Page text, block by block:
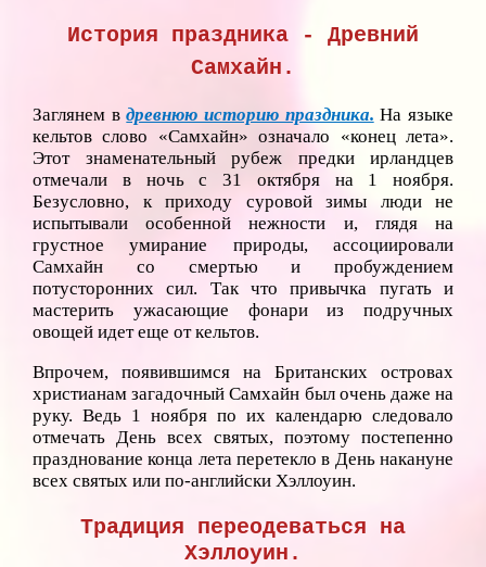
История праздника - Древний
Самхайн.
Заглянем вдревнюю историю праздника. На языке
кельтов слово «Самхайн» означало «конец лета».
Этот знаменательный рубеж предки ирландцев
отмечали в ночь с 31 октября на 1 ноября.
Безусловно, к приходу суровой зимы люди не
испытывали особенной нежности и, глядя на
грустное умирание природы, ассоциировали
Самхайн со смертью и пробуждением
потусторонних сил. Так что привычка пугать и
мастерить ужасающие фонари из подручных
овощей идет еще от кельтов.
Впрочем, появившимся на Британских островах
христианам загадочный Самхайн был очень даже на
руку. Ведь 1 ноября по их календарю следовало
отмечать День всех святых, поэтому постепенно
празднование конца лета перетекло в День накануне
всех святых или по-английски Хэллоуин.
Традиция переодеваться на
Хэллоуин.